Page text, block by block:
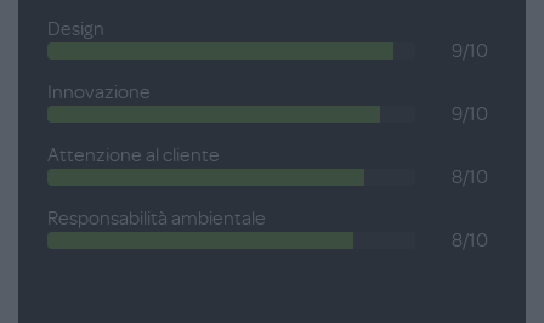
Design
9/10
Innovazione
9/10
Attenzione al cliente
8/10
Responsabilità ambientale
8/10